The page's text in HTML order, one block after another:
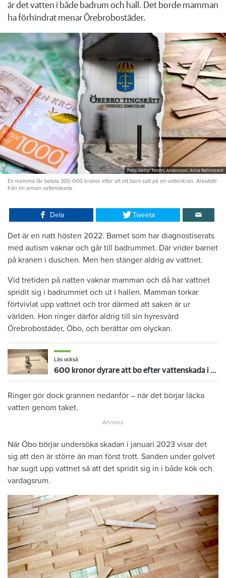
är det vatten i både badrum och hall. Det borde mamman
ha förhindrat menar Örebrobostäder.
Foto: Getty/ Tommy Andersson/ Anna Rytterbrant
En mamma får betala 300 000 kronor efter att ett barn satt på en vattenkran. Arkivbild
från en annan vattenskada.
Dela Tweeta
Det är en natt hösten 2022. Barnet som har diagnostiserats
med autism vaknar och går till badrummet. Där vrider barnet
på kranen i duschen. Men hen stänger aldrig av vattnet.
Vid tretiden på natten vaknar mamman och då har vattnet
spridit sig i badrummet och ut i hallen. Mamman torkar
förtvivlat upp vattnet och tror därmed att saken är ur
världen. Hon ringer därför aldrig till sin hyresvärd
Örebrobostäder, Öbo, och berättar om olyckan.
Läs också
600 kronor dyrare att bo efter vattenskada i Varberg
Ringer gör dock grannen nedanför – när det börjar läcka
vatten genom taket.
När Öbo börjar undersöka skadan i januari 2023 visar det
sig att den är större än man först trott. Sanden under golvet
har sugit upp vattnet så att det spridit sig in i både kök och
vardagsrum.